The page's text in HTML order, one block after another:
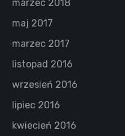
marzec 2018
maj 2017
marzec 2017
listopad 2016
wrzesień 2016
lipiec 2016
kwiecień 2016